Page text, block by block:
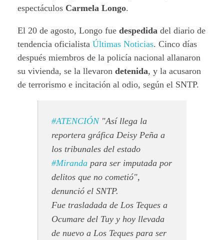
espectáculos Carmela Longo.
El 20 de agosto, Longo fue despedida del diario de
tendencia oficialista Últimas Noticias. Cinco días
después miembros de la policía nacional allanaron
su vivienda, se la llevaron detenida, y la acusaron
de terrorismo e incitación al odio, según el SNTP.
#ATENCIÓN"Así llega la
reportera gráfica Deisy Peña a
los tribunales del estado
#Miranda para ser imputada por
delitos que no cometió",
denunció el SNTP.
Fue trasladada de Los Teques a
Ocumare del Tuy y hoy llevada
de nuevo a Los Teques para ser